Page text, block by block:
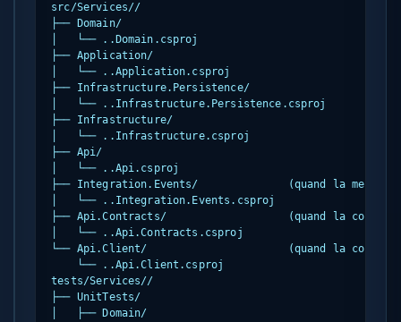
src/Services//
├── Domain/
│   └── . .Domain.csproj
├── Application/
│   └── . .Application.csproj
├── Infrastructure.Persistence/
│   └── . .Infrastructure.Persistence.csproj
├── Infrastructure/
│   └── . .Infrastructure.csproj
├── Api/
│   └── . .Api.csproj
├── Integration.Events/              (quand la
│   └── . .Integration.Events.csproj
├── Api.Contracts/                   (quand la
│   └── . .Api.Contracts.csproj
└── Api.Client/                      (quand la
    └──
. .Api.Client.csproj
tests/Services//
├── UnitTests/
│   ├── Domain/